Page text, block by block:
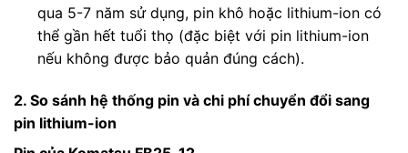
qua 5-7 năm sử dụng, pin khô hoặc lithium-ion có
thể gần hết tuổi thọ (đặc biệt với pin lithium-ion
nếu không được bảo quản đúng cách).
2. So sánh hệ thống pin và chi phí chuyển đổi sang
pin lithium-ion